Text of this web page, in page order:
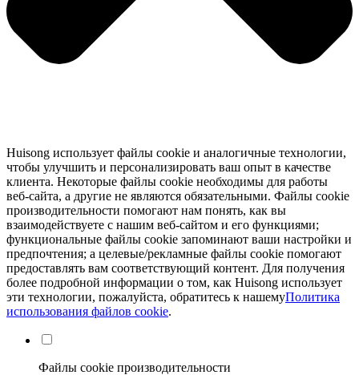
Huisong использует файлы cookie и аналогичные технологии,
чтобы улучшить и персонализировать ваш опыт в качестве
клиента. Некоторые файлы cookie необходимы для работы
веб-сайта, а другие не являются обязательными. Файлы cookie
производительности помогают нам понять, как вы
взаимодействуете с нашим веб-сайтом и его функциями;
функциональные файлы cookie запоминают ваши настройки и
предпочтения; а целевые/рекламные файлы cookie помогают
предоставлять вам соответствующий контент. Для получения
более подробной информации о том, как Huisong использует
эти технологии, пожалуйста, обратитесь к нашемуПолитика
использования файлов cookie.
Файлы cookie производительности